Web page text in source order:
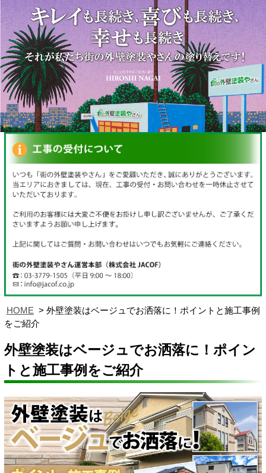
HOME
外壁塗装はベージュでお洒落に！ポイントと施工事例
をご紹介
外壁塗装はベージュでお洒落に！ポイン
トと施工事例をご紹介